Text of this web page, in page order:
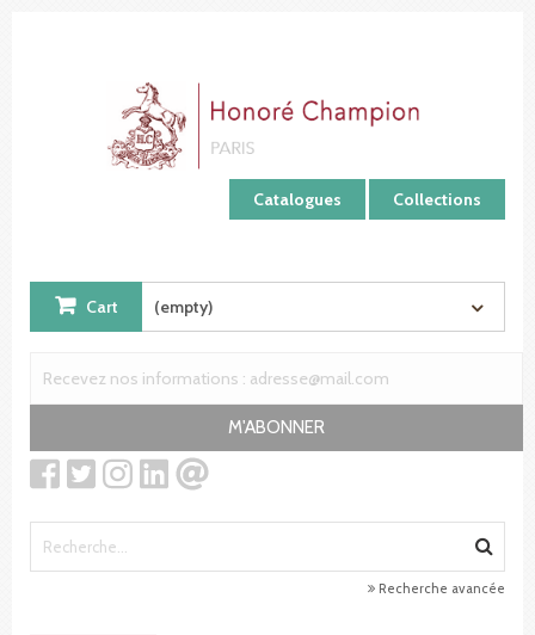
Catalogues Collections
Cart (empty)
M'ABONNER
Recherche avancée